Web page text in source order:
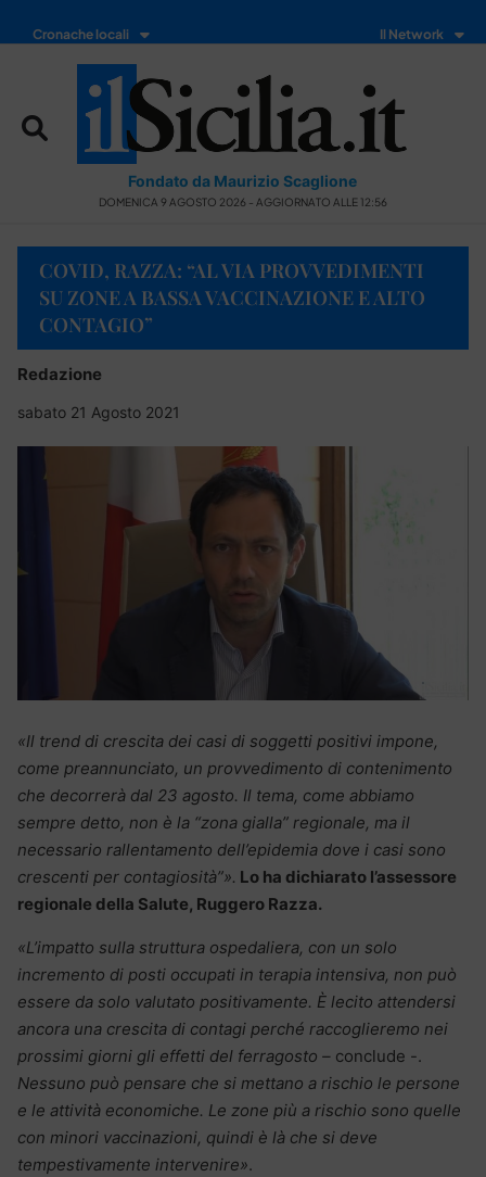
Cronache locali Il Network
Fondato da Maurizio Scaglione
DOMENICA 9 AGOSTO 2026 - AGGIORNATO ALLE 12:56
COVID, RAZZA: “AL VIA PROVVEDIMENTI
SU ZONE A BASSA VACCINAZIONE E ALTO
CONTAGIO”
Redazione
sabato 21 Agosto 2021
«Il trend di crescita dei casi di soggetti positivi impone,
come preannunciato, un provvedimento di contenimento
che decorrerà dal 23 agosto. Il tema, come abbiamo
sempre detto, non è la “zona gialla” regionale, ma il
necessario rallentamento dell’epidemia dove i casi sono
crescenti per contagiosità”». Lo ha dichiarato l’assessore
regionale della Salute, Ruggero Razza.
«L’impatto sulla struttura ospedaliera, con un solo
incremento di posti occupati in terapia intensiva, non può
essere da solo valutato positivamente. È lecito attendersi
ancora una crescita di contagi perché raccoglieremo nei
prossimi giorni gli effetti del ferragosto – conclude -.
Nessuno può pensare che si mettano a rischio le persone
e le attività economiche. Le zone più a rischio sono quelle
con minori vaccinazioni, quindi è là che si deve
tempestivamente intervenire».